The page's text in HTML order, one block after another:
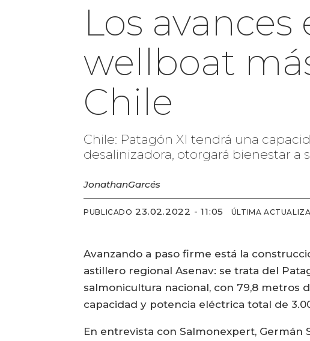
Los
wellboat
Chile
Chile: Patagón XI tendrá una
desalinizadora, otorgará bienestar a
JonathanGarcés
PUBLICADO 23.02.2022 - 11:05 ÚLTIMA
Avanzando a paso firme está la
astillero regional Asenav: se trata del
salmonicultura nacional, con 79,8 metros
capacidad y potencia eléctrica total de
En entrevista con Salmonexpert, Germán